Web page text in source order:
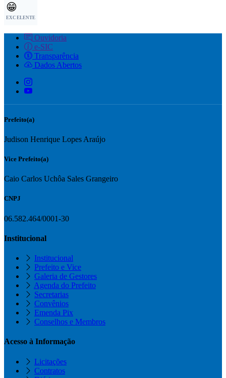
😁
EXCELENTE
Ouvidoria
e-SIC
Transparência
Dados Abertos
Prefeito(a)
Judison Henrique Lopes Araújo
Vice Prefeito(a)
Caio Carlos Uchôa Sales Grangeiro
CNPJ
06.582.464/0001-30
Institucional
Institucional
Prefeito e Vice
Galeria de Gestores
Agenda do Prefeito
Secretarias
Convênios
Emenda Pix
Conselhos e Membros
Acesso à Informação
Licitações
Contratos